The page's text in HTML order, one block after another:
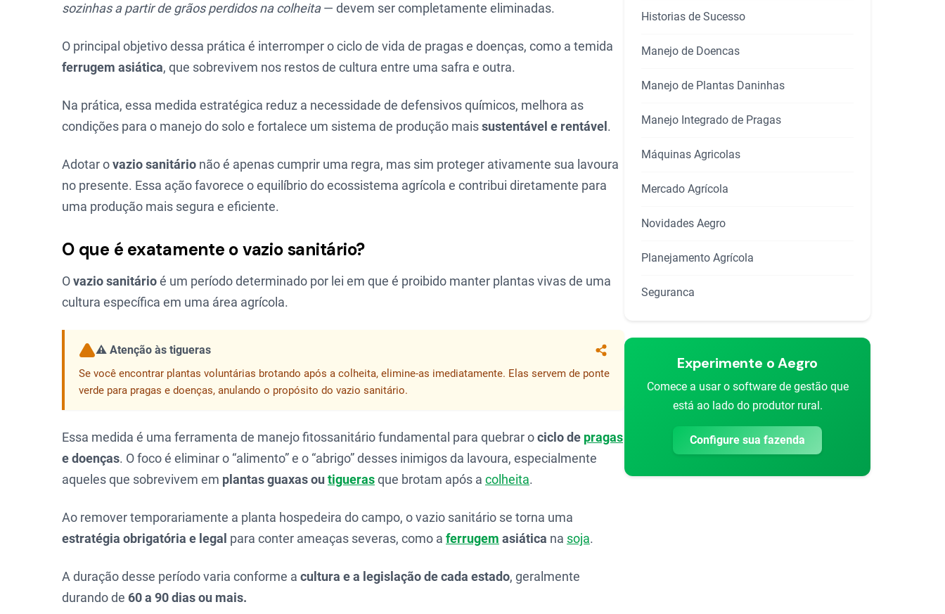
sozinhas a partir de grãos perdidos na colheita— devem ser completamente eliminadas.
O principal objetivo dessa prática é interromper o ciclo de vida de pragas e doenças, como a temida
ferrugem asiática, que sobrevivem nos restos de cultura entre uma safra e outra.
Na prática, essa medida estratégica reduz a necessidade de defensivos químicos, melhora as
condições para o manejo do solo e fortalece um sistema de produção maissustentável e rentável .
Adotar ovazio sanitário não é apenas cumprir uma regra, mas sim proteger ativamente sua lavoura
no presente. Essa ação favorece o equilíbrio do ecossistema agrícola e contribui diretamente para
uma produção mais segura e eficiente.
O que é exatamente o vazio sanitário?
Ovazio sanitárioé um período determinado por lei em que é proibido manter plantas vivas de uma
cultura específica em uma área agrícola.
⚠️ Atenção às tigueras
Compartilhar
Se você encontrar plantas voluntárias brotando após a colheita, elimine-as imediatamente. Elas servem de ponte
verde para pragas e doenças, anulando o propósito do vazio sanitário.
Essa medida é uma ferramenta de manejo fitossanitário fundamental para quebrar ociclo de pragas
e doenças. O foco é eliminar o “alimento” e o “abrigo” desses inimigos da lavoura, especialmente
aqueles que sobrevivem em plantas guaxas ou tiguerasque brotam após a colheita.
Ao remover temporariamente a planta hospedeira do campo, o vazio sanitário se torna uma
estratégia obrigatória e legal para conter ameaças severas, como a ferrugem asiática na soja.
A duração desse período varia conforme a cultura e a legislação de cada estado, geralmente
durando de 60 a 90 dias ou mais.
Historias de Sucesso
Manejo de Doencas
Manejo de Plantas Daninhas
Manejo Integrado de Pragas
Máquinas Agricolas
Mercado Agrícola
Novidades Aegro
Planejamento Agrícola
Seguranca
Experimente o Aegro
Comece a usar o software de gestão que
está ao lado do produtor rural.
Configure sua fazenda